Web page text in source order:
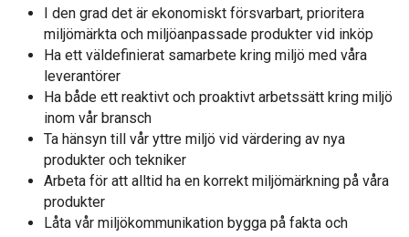
I den grad det är ekonomiskt försvarbart, prioritera
miljömärkta och miljöanpassade produkter vid inköp
Ha ett väldefinierat samarbete kring miljö med våra
leverantörer
Ha både ett reaktivt och proaktivt arbetssätt kring miljö
inom vår bransch
Ta hänsyn till vår yttre miljö vid värdering av nya
produkter och tekniker
Arbeta för att alltid ha en korrekt miljömärkning på våra
produkter
Låta vår miljökommunikation bygga på fakta och